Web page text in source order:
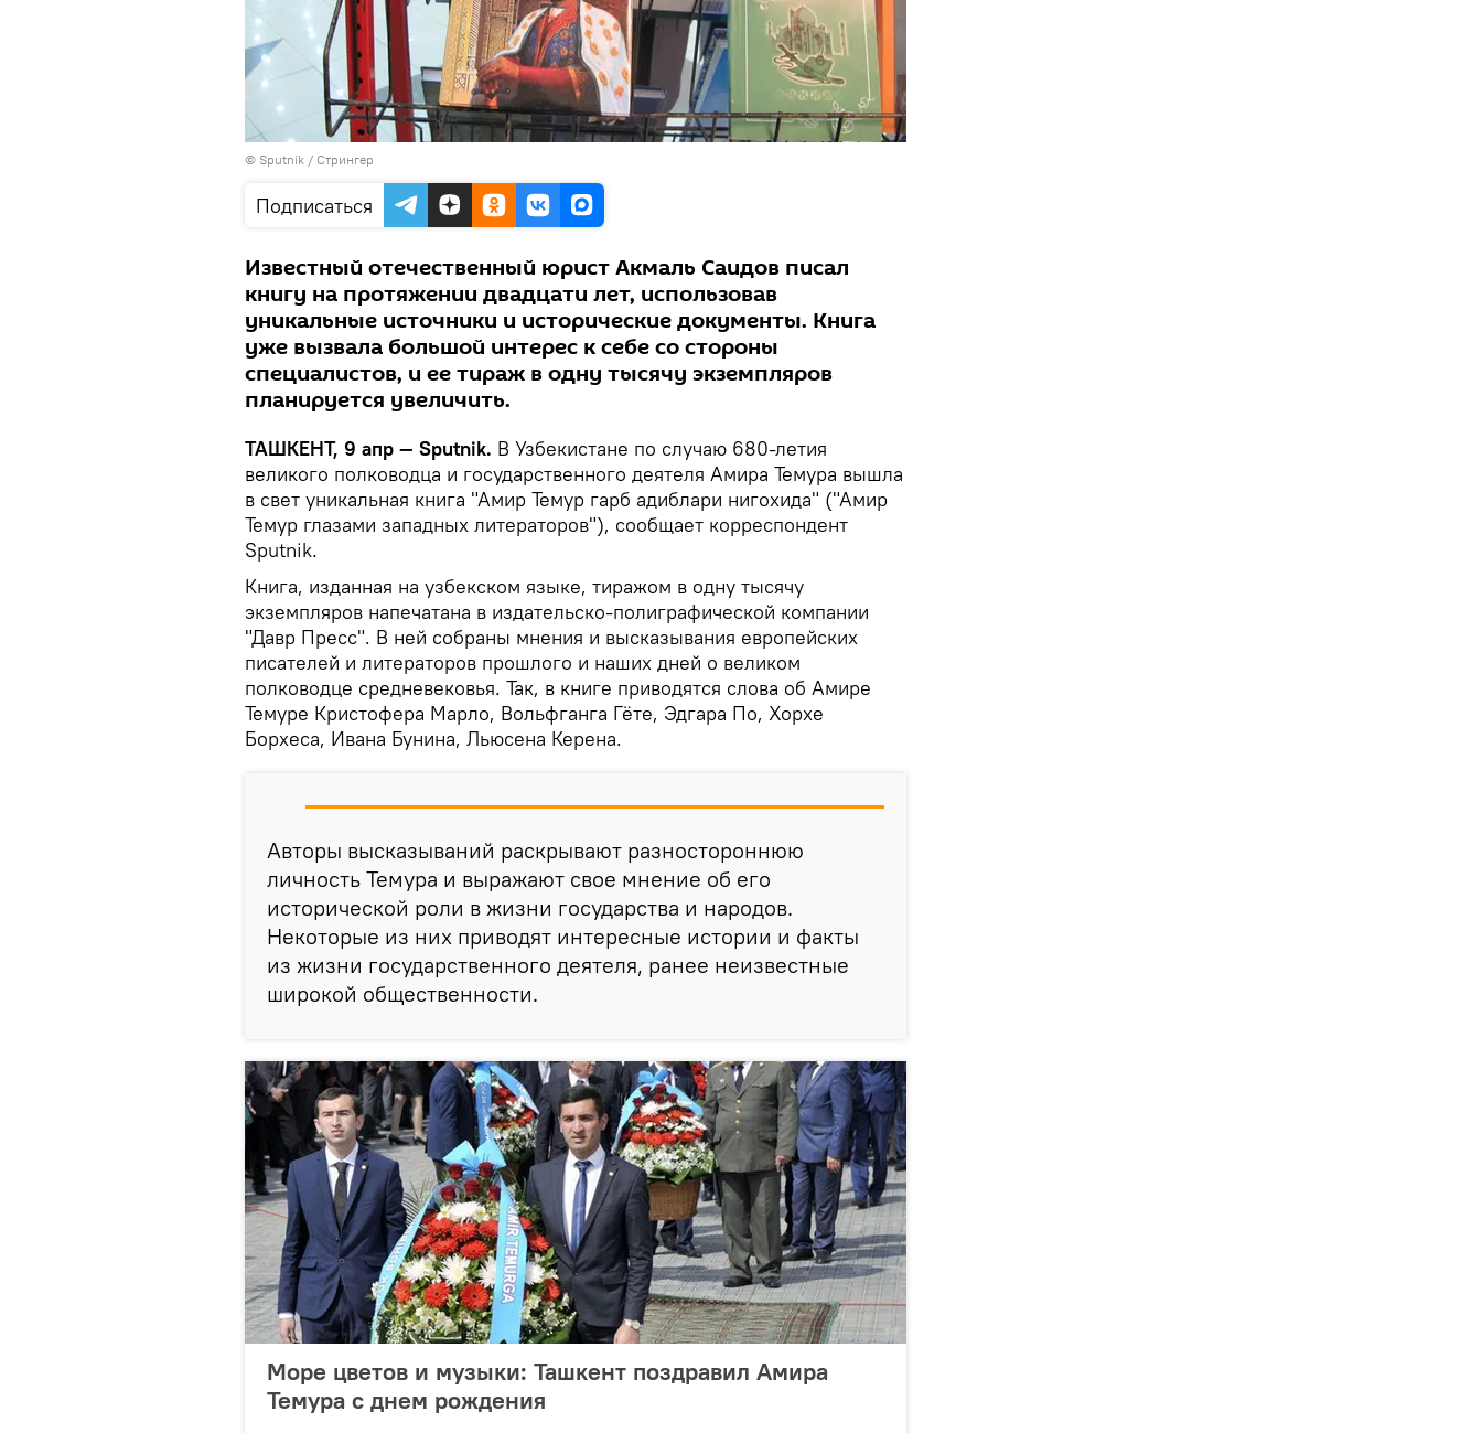
© Sputnik / Стрингер
Подписаться
Известный отечественный юрист Акмаль Саидов писал
книгу на протяжении двадцати лет, использовав
уникальные источники и исторические документы. Книга
уже вызвала большой интерес к себе со стороны
специалистов, и ее тираж в одну тысячу экземпляров
планируется увеличить.
ТАШКЕНТ, 9 апр — Sputnik. В Узбекистане по случаю 680-летия
великого полководца и государственного деятеля Амира Темура вышла
в свет уникальная книга "Амир Темур гарб адиблари нигохида" ("Амир
Темур глазами западных литераторов"), сообщает корреспондент
Sputnik.
Книга, изданная на узбекском языке, тиражом в одну тысячу
экземпляров напечатана в издательско-полиграфической компании
"Давр Пресс". В ней собраны мнения и высказывания европейских
писателей и литераторов прошлого и наших дней о великом
полководце средневековья. Так, в книге приводятся слова об Амире
Темуре Кристофера Марло, Вольфганга Гёте, Эдгара По, Хорхе
Борхеса, Ивана Бунина, Льюсена Керена.
Авторы высказываний раскрывают разностороннюю
личность Темура и выражают свое мнение об его
исторической роли в жизни государства и народов.
Некоторые из них приводят интересные истории и факты
из жизни государственного деятеля, ранее неизвестные
широкой общественности.
Море цветов и музыки: Ташкент поздравил Амира
Темура с днем рождения